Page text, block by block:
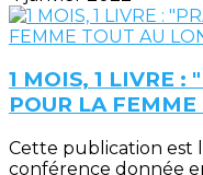
1 MOIS, 1 LIVRE :
POUR LA
Cette publication est
conférence donnée